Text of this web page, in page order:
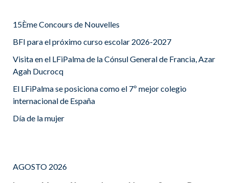
15Ème Concours de Nouvelles
BFI para el próximo curso escolar 2026-2027
Visita en el LFiPalma de la Cónsul General de Francia, Azar
Agah Ducrocq
El LFiPalma se posiciona como el 7º mejor colegio
internacional de España
Día de la mujer
AGOSTO 2026